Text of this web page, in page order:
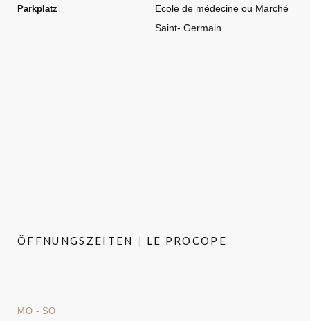
Parkplatz
Ecole de médecine ou Marché
Saint- Germain
ÖFFNUNGSZEITEN LE PROCOPE
MO - SO